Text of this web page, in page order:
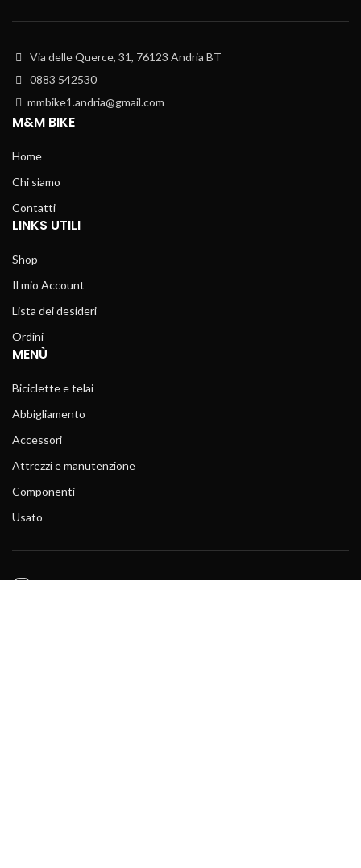
Via delle Querce, 31, 76123 Andria BT
0883 542530
mmbike1.andria@gmail.com
M&M BIKE
Home
Chi siamo
Contatti
LINKS UTILI
Shop
Il mio Account
Lista dei desideri
Ordini
MENÙ
Biciclette e telai
Abbigliamento
Accessori
Attrezzi e manutenzione
Componenti
Usato
Instagram